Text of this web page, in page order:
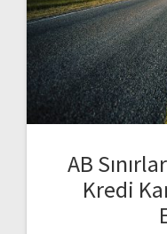
AB
Kredi